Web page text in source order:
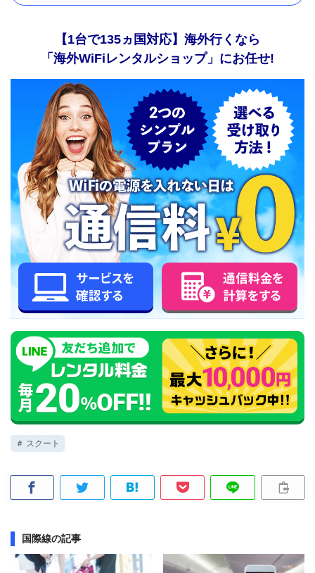
【1台で135ヵ国対応】海外行くなら
「海外WiFiレンタルショップ」にお任せ!
＃ スクート
国際線の記事